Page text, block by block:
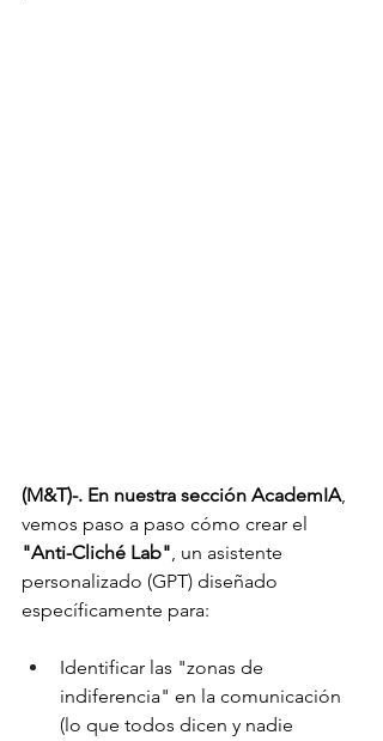
(M&T)-. En nuestra sección AcademIA,
vemos paso a paso cómo crear el
"Anti-Cliché Lab", un asistente
personalizado (GPT) diseñado
específicamente para:
Identificar las "zonas de
indiferencia" en la comunicación
(lo que todos dicen y nadie